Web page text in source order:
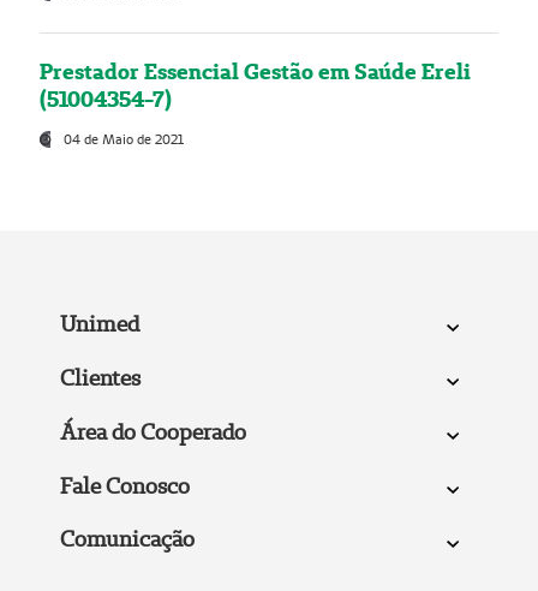
Prestador Essencial Gestão em Saúde Ereli
(51004354-7)
04 de Maio de 2021
Unimed
Clientes
Área do Cooperado
Fale Conosco
Comunicação